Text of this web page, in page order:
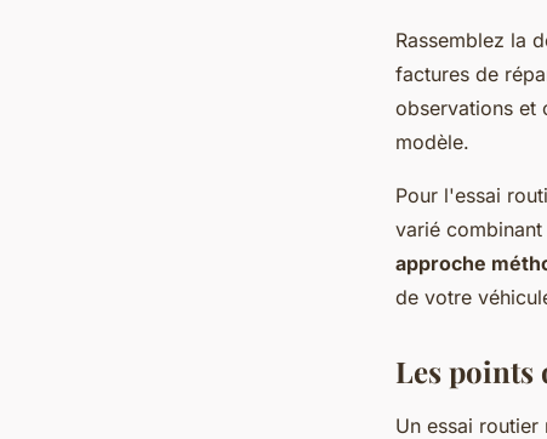
Rassemblez la
factures de
observations et
modèle.
Pour l'essai
varié
approche
de votre
Les points
Un essai